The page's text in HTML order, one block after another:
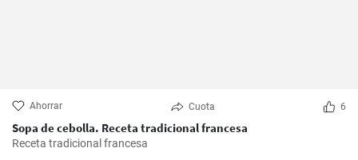
Ahorrar Cuota 6
Sopa de cebolla. Receta tradicional francesa
Receta tradicional francesa